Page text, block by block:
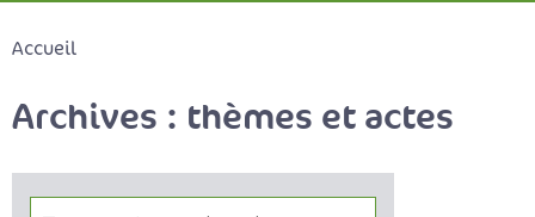
Accueil
Archives : thèmes et actes